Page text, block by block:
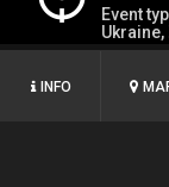
Event
INFO